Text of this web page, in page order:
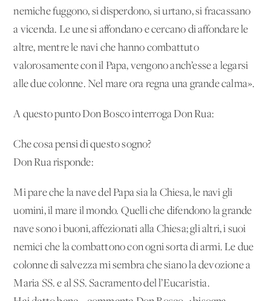
nemiche fuggono, si disperdono, si urtano, si fracassano
a vicenda. Le une si affondano e cercano di affondare le
altre, mentre le navi che hanno combattuto
valorosamente con il Papa, vengono anch’esse a legarsi
alle due colonne. Nel mare ora regna una grande calma».
A questo punto Don Bosco interroga Don Rua:
Che cosa pensi di questo sogno?
Don Rua risponde:
Mi pare che la nave del Papa sia la Chiesa, le navi gli
uomini, il mare il mondo. Quelli che difendono la grande
nave sono i buoni, affezionati alla Chiesa; gli altri, i suoi
nemici che la combattono con ogni sorta di armi. Le due
colonne di salvezza mi sembra che siano la devozione a
Maria SS. e al SS. Sacramento del l’Eucaristia.